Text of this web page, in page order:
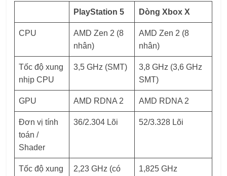
PlayStation 5 Dòng Xbox X
CPU
AMD Zen 2 (8
nhân)
AMD Zen 2 (8
nhân)
Tốc độ xung
nhịp CPU
3,5 GHz (SMT)
3,8 GHz (3,6 GHz
SMT)
GPU AMD RDNA 2 AMD RDNA 2
Đơn vị tính
toán /
Shader
36/2.304 Lõi 52/3.328 Lõi
Tốc độ xung
2,23 GHz (có
1,825 GHz